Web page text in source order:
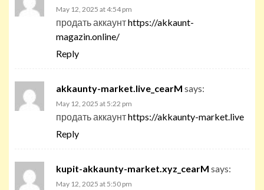
May 12, 2025 at 4:54 pm
продать аккаунтhttps://akkaunt-
magazin.online/
Reply
akkaunty-market.live_cearM says:
May 12, 2025 at 5:22 pm
продать аккаунтhttps://akkaunty-market.live
Reply
kupit-akkaunty-market.xyz_cearM says:
May 12, 2025 at 5:50 pm